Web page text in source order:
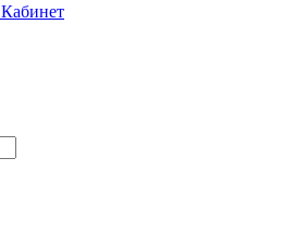
Кабинет